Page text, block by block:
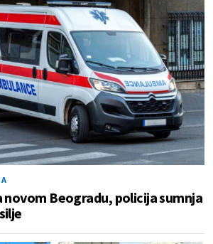
novom Beogradu, policija sumnja